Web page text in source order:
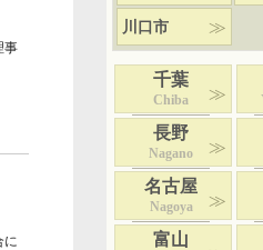
事
に
川口市
千葉
Chiba
長野
Nagano
名古屋
Nagoya
富山